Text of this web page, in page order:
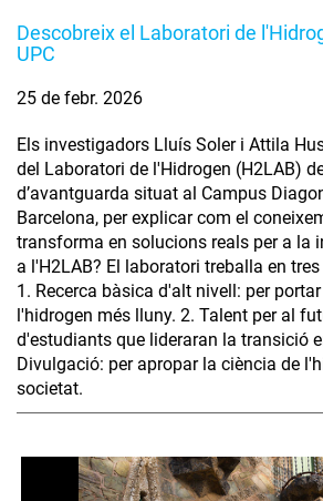
Descobreix el Laboratori de
UPC
25 de febr. 2026
Els investigadors Lluís Soler i Attila
del Laboratori de l'Hidrogen (H2LAB)
d’avantguarda situat al Campus
Barcelona, per explicar com el
transforma en solucions reals per a la
a l'H2LAB? El laboratori treballa en
1. Recerca bàsica d'alt nivell: per
l'hidrogen més lluny. 2. Talent per al
d'estudiants que lideraran la transició
Divulgació: per apropar la ciència de
societat.